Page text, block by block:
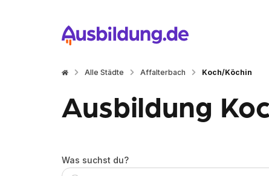
Alle Städte Affalterbach Koch/Köchin
Ausbildung
Was suchst du?